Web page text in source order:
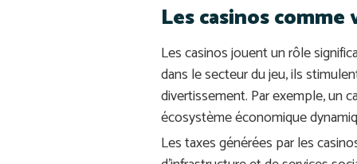
Les casinos
Les casinos jouent un rôle
dans le secteur du jeu, ils
divertissement. Par exemple, un
écosystème économique
Les taxes générées par les